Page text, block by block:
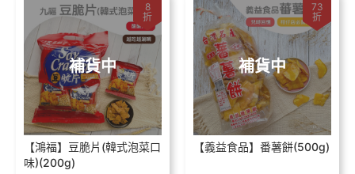
補貨中
8
折
【鴻福】豆脆片(韓式泡菜口
味)(200g)
補貨中
73
折
【義益食品】番薯餅(500g)